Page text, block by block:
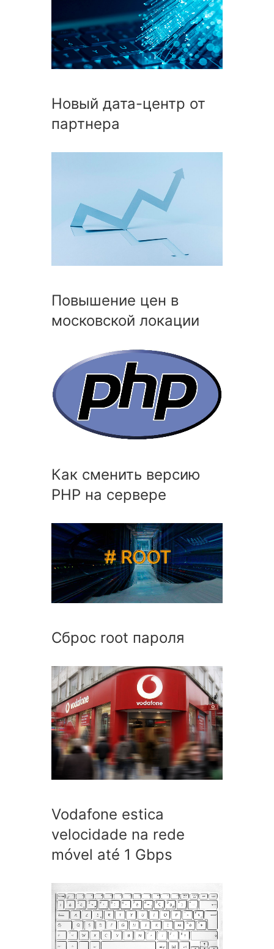
Новый дата-центр от
партнера
Повышение цен в
московской локации
Как сменить версию
PHP на сервере
Сброс root пароля
Vodafone estica
velocidade na rede
móvel até 1 Gbps